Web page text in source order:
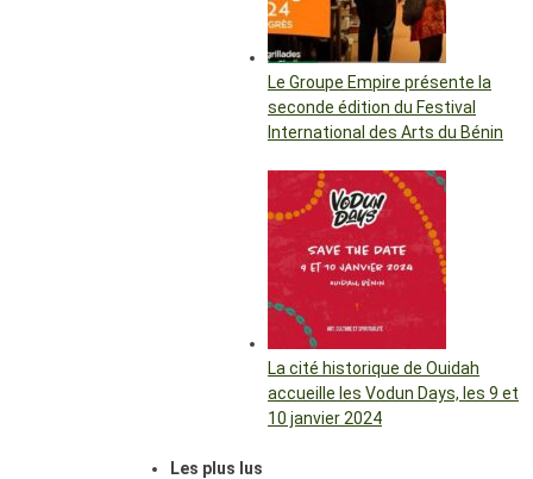
Le Groupe Empire présente la
seconde édition du Festival
International des Arts du Bénin
La cité historique de Ouidah
accueille les Vodun Days, les 9 et
10 janvier 2024
Les plus lus